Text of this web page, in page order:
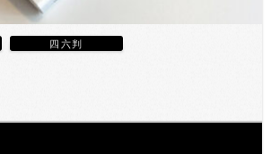
四六判